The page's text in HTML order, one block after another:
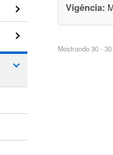
Vigência:
Mostrando 30 -